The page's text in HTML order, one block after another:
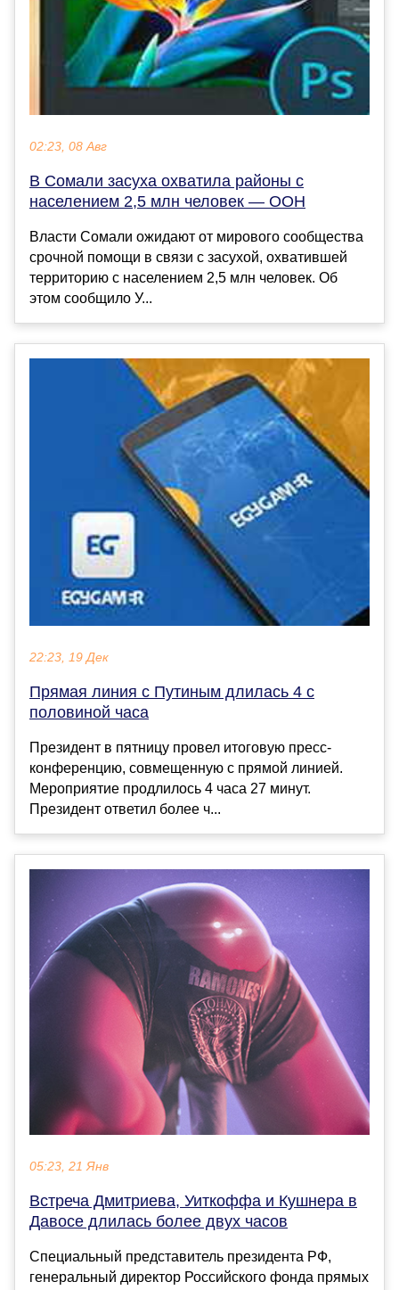
02:23, 08 Авг
В Сомали засуха охватила районы с
населением 2,5 млн человек — ООН
Власти Сомали ожидают от мирового сообщества
срочной помощи в связи с засухой, охватившей
территорию с населением 2,5 млн человек. Об
этом сообщило У...
22:23, 19 Дек
Прямая линия с Путиным длилась 4 с
половиной часа
Президент в пятницу провел итоговую пресс-
конференцию, совмещенную с прямой линией.
Мероприятие продлилось 4 часа 27 минут.
Президент ответил более ч...
05:23, 21 Янв
Встреча Дмитриева, Уиткоффа и Кушнера в
Давосе длилась более двух часов
Специальный представитель президента РФ,
генеральный директор Российского фонда прямых